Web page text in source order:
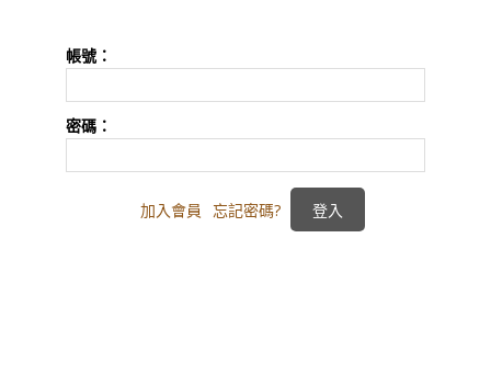
帳號：
密碼：
加入會員 忘記密碼?